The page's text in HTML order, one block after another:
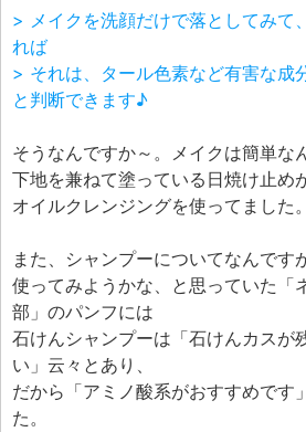
> メイクを洗顔だけで落としてみて
れば
> それは、タール色素など有害な成
と判断できます♪
そうなんですか～。メイクは簡単な
下地を兼ねて塗っている日焼け止め
オイルクレンジングを使ってました
また、シャンプーについてなんです
使ってみようかな、と思っていた「
部」のパンフには
石けんシャンプーは「石けんカスが
い」云々とあり、
だから「アミノ酸系がおすすめです
た。